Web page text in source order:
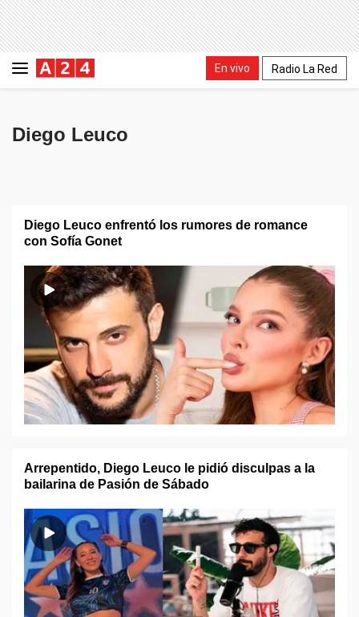
En vivo Radio La Red
Diego Leuco
Diego Leuco enfrentó los rumores de romance
con Sofía Gonet
Arrepentido, Diego Leuco le pidió disculpas a la
bailarina de Pasión de Sábado